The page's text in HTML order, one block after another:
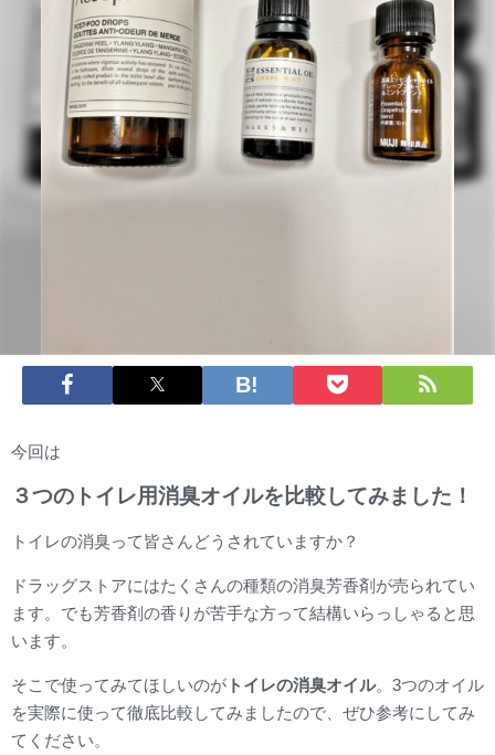
今回は
３つのトイレ用消臭オイルを比較してみました！
トイレの消臭って皆さんどうされていますか？
ドラッグストアにはたくさんの種類の消臭芳香剤が売られてい
ます。でも芳香剤の香りが苦手な方って結構いらっしゃると思
います。
そこで使ってみてほしいのが トイレの消臭オイル。3つのオイル
を実際に使って徹底比較してみましたので、ぜひ参考にしてみ
てください。